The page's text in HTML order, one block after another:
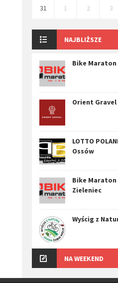
31 1 2 3
NAJBLIŻSZE
Bike Maraton
Orient
LOTTO
Ossów
Bike
Zieleniec
Wyścig z
NA WEEKEND